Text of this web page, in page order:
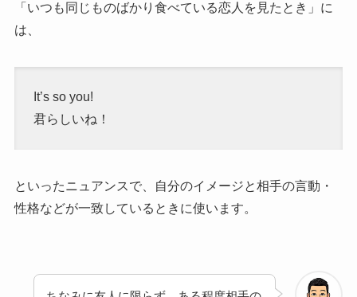
「いつも同じものばかり食べている恋人を見たとき」に
は、
It’s so you!
君らしいね！
といったニュアンスで、自分のイメージと相手の言動・
性格などが一致しているときに使います。